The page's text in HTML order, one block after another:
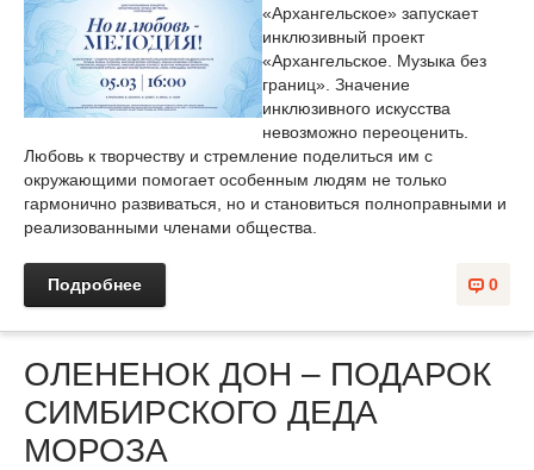
«Архангельское» запускает
инклюзивный проект
«Архангельское. Музыка без
границ». Значение
инклюзивного искусства
невозможно переоценить.
Любовь к творчеству и стремление поделиться им с
окружающими помогает особенным людям не только
гармонично развиваться, но и становиться полноправными и
реализованными членами общества.
0
Подробнее
ОЛЕНЕНОК ДОН – ПОДАРОК
СИМБИРСКОГО ДЕДА
МОРОЗА